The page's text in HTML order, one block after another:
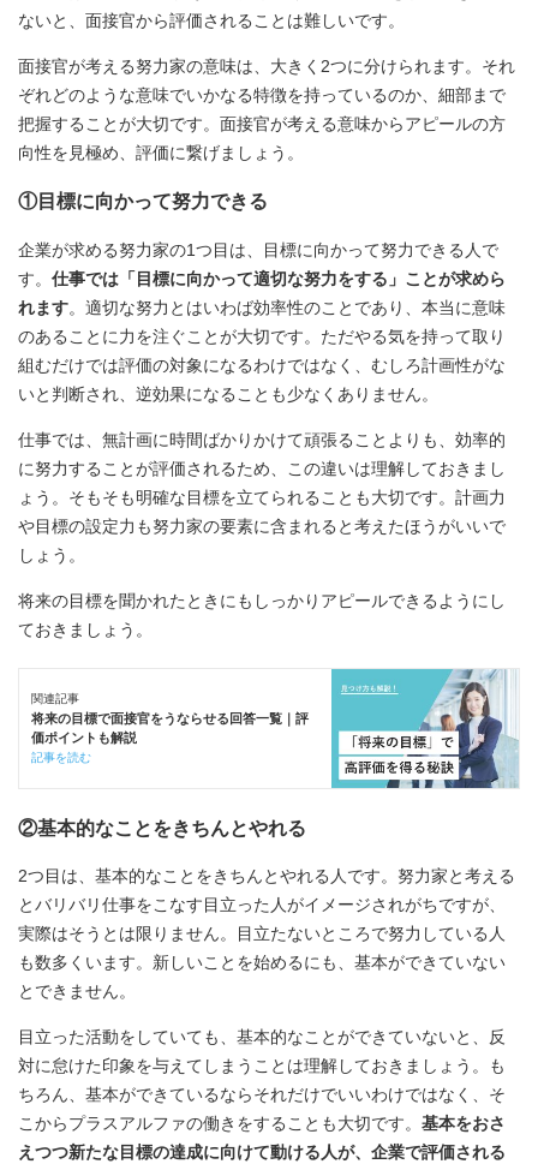
ないと、面接官から評価されることは難しいです。
面接官が考える努力家の意味は、大きく2つに分けられます。それ
ぞれどのような意味でいかなる特徴を持っているのか、細部まで
把握することが大切です。面接官が考える意味からアピールの方
向性を見極め、評価に繋げましょう。
①目標に向かって努力できる
企業が求める努力家の1つ目は、目標に向かって努力できる人で
す。 仕事では「目標に向かって適切な努力をする」ことが求めら
れます。適切な努力とはいわば効率性のことであり、本当に意味
のあることに力を注ぐことが大切です。ただやる気を持って取り
組むだけでは評価の対象になるわけではなく、むしろ計画性がな
いと判断され、逆効果になることも少なくありません。
仕事では、無計画に時間ばかりかけて頑張ることよりも、効率的
に努力することが評価されるため、この違いは理解しておきまし
ょう。そもそも明確な目標を立てられることも大切です。計画力
や目標の設定力も努力家の要素に含まれると考えたほうがいいで
しょう。
将来の目標を聞かれたときにもしっかりアピールできるようにし
ておきましょう。
関連記事
将来の目標で面接官をうならせる回答一覧｜評
価ポイントも解説
記事を読む
②基本的なことをきちんとやれる
2つ目は、基本的なことをきちんとやれる人です。努力家と考える
とバリバリ仕事をこなす目立った人がイメージされがちですが、
実際はそうとは限りません。目立たないところで努力している人
も数多くいます。新しいことを始めるにも、基本ができていない
とできません。
目立った活動をしていても、基本的なことができていないと、反
対に怠けた印象を与えてしまうことは理解しておきましょう。も
ちろん、基本ができているならそれだけでいいわけではなく、そ
こからプラスアルファの働きをすることも大切です。 基本をおさ
えつつ新たな目標の達成に向けて動ける人が、企業で評価される